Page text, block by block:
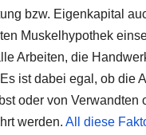
bzw. Eigenkapital
Muskelhypothek
Arbeiten, die
ist dabei egal, ob die
oder von Verwandten
werden. All diese